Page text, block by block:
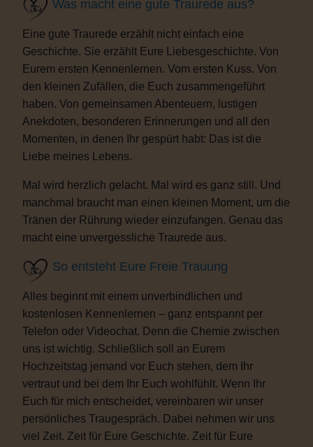
Was macht eine gute Traurede aus?
Eine gute Traurede erzählt nicht einfach eine
Geschichte. Sie erzählt Eure Liebesgeschichte. Von
Eurem ersten Kennenlernen. Vom ersten Kuss. Von
den kleinen Zufällen, die Euch zusammengeführt
haben. Von gemeinsamen Abenteuern, lustigen
Anekdoten, besonderen Erinnerungen und all den
Momenten, in denen Ihr gespürt habt: Das ist die
Liebe meines Lebens.
Mal wird herzlich gelacht. Mal wird es ganz still. Und
manchmal braucht man einen kleinen Moment, um die
Tränen der Rührung wieder einzufangen. Genau das
macht eine unvergessliche Traurede aus.
So entsteht Eure Freie Trauung
Alles beginnt mit einem unverbindlichen und
kostenlosen Kennenlernen – ganz entspannt per
Telefon oder Videochat. Denn die Chemie zwischen
uns ist wichtig. Schließlich soll an Eurem
Hochzeitstag jemand vor Euch stehen, dem Ihr
vertraut und bei dem Ihr Euch wohlfühlt. Wenn Ihr
Euch für mich entscheidet, vereinbaren wir unser
persönliches Traugespräch. Dabei nehmen wir uns
viel Zeit. Zeit für Eure Geschichte. Zeit für Eure